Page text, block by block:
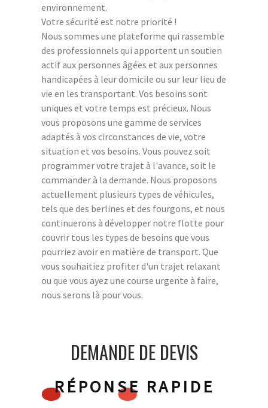
environnement.
Votre sécurité est notre priorité !
Nous sommes une plateforme qui rassemble
des professionnels qui apportent un soutien
actif aux personnes âgées et aux personnes
handicapées à leur domicile ou sur leur lieu de
vie en les transportant. Vos besoins sont
uniques et votre temps est précieux. Nous
vous proposons une gamme de services
adaptés à vos circonstances de vie, votre
situation et vos besoins. Vous pouvez soit
programmer votre trajet à l'avance, soit le
commander à la demande. Nous proposons
actuellement plusieurs types de véhicules,
tels que des berlines et des fourgons, et nous
continuerons à développer notre flotte pour
couvrir tous les types de besoins que vous
pourriez avoir en matière de transport. Que
vous souhaitiez profiter d'un trajet relaxant
ou que vous ayez une course urgente à faire,
nous serons là pour vous.
DEMANDE DE DEVIS
RÉPONSE RAPIDE